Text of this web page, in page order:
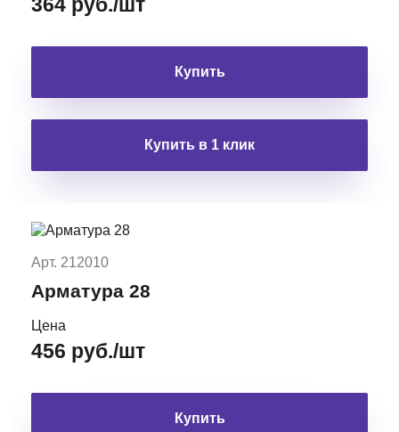
Купить
Купить в 1 клик
Арт. 212010
Арматура 28
Цена
456 руб./шт
Купить